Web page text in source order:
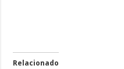
Relacionado